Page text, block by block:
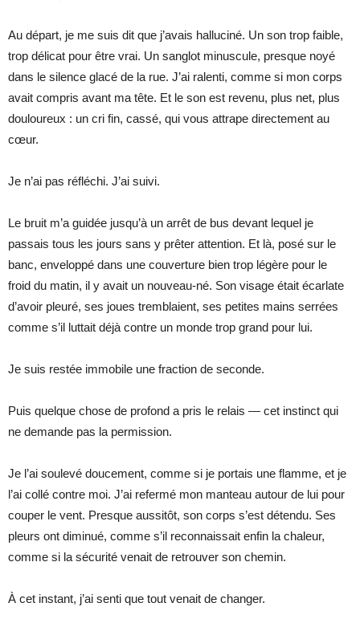
Au départ, je me suis dit que j’avais halluciné. Un son trop faible,
trop délicat pour être vrai. Un sanglot minuscule, presque noyé
dans le silence glacé de la rue. J’ai ralenti, comme si mon corps
avait compris avant ma tête. Et le son est revenu, plus net, plus
douloureux : un cri fin, cassé, qui vous attrape directement au
cœur.
Je n’ai pas réfléchi. J’ai suivi.
Le bruit m’a guidée jusqu’à un arrêt de bus devant lequel je
passais tous les jours sans y prêter attention. Et là, posé sur le
banc, enveloppé dans une couverture bien trop légère pour le
froid du matin, il y avait un nouveau-né. Son visage était écarlate
d’avoir pleuré, ses joues tremblaient, ses petites mains serrées
comme s’il luttait déjà contre un monde trop grand pour lui.
Je suis restée immobile une fraction de seconde.
Puis quelque chose de profond a pris le relais — cet instinct qui
ne demande pas la permission.
Je l’ai soulevé doucement, comme si je portais une flamme, et je
l’ai collé contre moi. J’ai refermé mon manteau autour de lui pour
couper le vent. Presque aussitôt, son corps s’est détendu. Ses
pleurs ont diminué, comme s’il reconnaissait enfin la chaleur,
comme si la sécurité venait de retrouver son chemin.
À cet instant, j’ai senti que tout venait de changer.